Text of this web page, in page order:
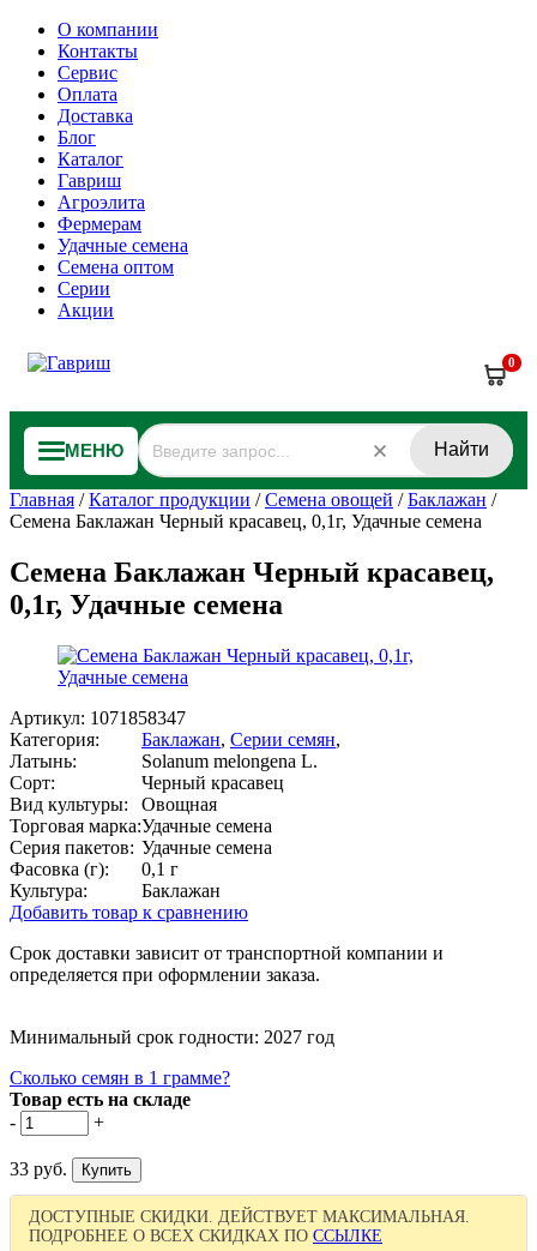
О компании
Контакты
Сервис
Оплата
Доставка
Блог
Каталог
Гавриш
Агроэлита
Фермерам
Удачные семена
Семена оптом
Серии
Акции
0
МЕНЮ Найти
Главная /Каталог продукции /Семена овощей /Баклажан /
Семена Баклажан Черный красавец, 0,1г, Удачные семена
Семена Баклажан Черный красавец,
0,1г, Удачные семена
Артикул: 1071858347
Категория:
Баклажан, Серии семян,
Латынь:
Solanum melongena L.
Сорт:
Черный красавец
Вид культуры:
Овощная
Торговая марка:Удачные семена
Серия пакетов: Удачные семена
Фасовка (г):
0,1 г
Культура:
Баклажан
Добавить товар к сравнению
Срок доставки зависит от транспортной компании и
определяется при оформлении заказа.
Минимальный срок годности: 2027 год
Сколько семян в 1 грамме?
Товар есть на складе
-
+
33 руб.
ДОСТУПНЫЕ СКИДКИ. ДЕЙСТВУЕТ МАКСИМАЛЬНАЯ.
ПОДРОБНЕЕ О ВСЕХ СКИДКАХ ПО ССЫЛКЕ